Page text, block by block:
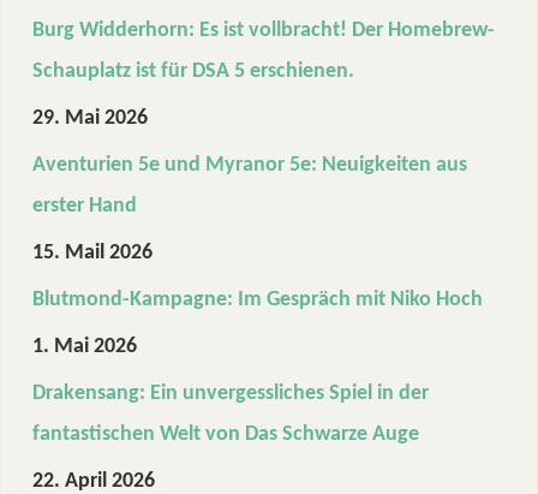
Burg Widderhorn: Es ist vollbracht! Der Homebrew-
Schauplatz ist für DSA 5 erschienen.
29. Mai 2026
Aventurien 5e und Myranor 5e: Neuigkeiten aus
erster Hand
15. Mail 2026
Blutmond-Kampagne: Im Gespräch mit Niko Hoch
1. Mai 2026
Drakensang: Ein unvergessliches Spiel in der
fantastischen Welt von Das Schwarze Auge
22. April 2026